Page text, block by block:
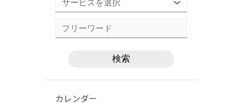
カレンダー